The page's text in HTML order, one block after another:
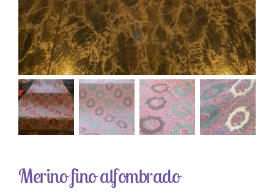
Merino fino alfombrado